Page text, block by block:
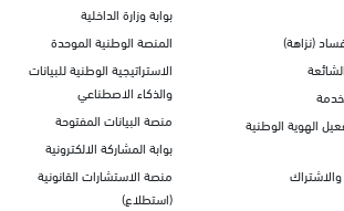
(نزاهة)
الهوية الوطنية
بوابة وزارة الداخلية
المنصة الوطنية الموحدة
الاستراتيجية الوطنية للبيانات
والذكاء الاصطناعي
منصة البيانات المفتوحة
بوابة المشاركة الالكترونية
منصة الاستشارات القانونية
(استطلاع)